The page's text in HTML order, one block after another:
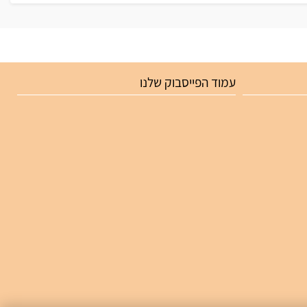
עמוד הפייסבוק שלנו